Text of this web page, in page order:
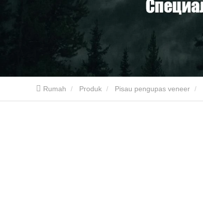
Rumah Produk Pisau pengupas veneer